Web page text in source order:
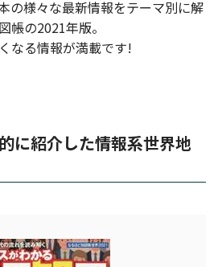
の様々な最新情報をテーマ別に解
帳の2021年版。
なる情報が満載です!
に紹介した情報系世界地